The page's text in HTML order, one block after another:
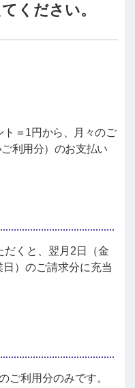
ください。
ト＝1円から、月々のご
利用分）のお支払い
だくと、翌月2日（金
）のご請求分に充当
ご利用分のみです。